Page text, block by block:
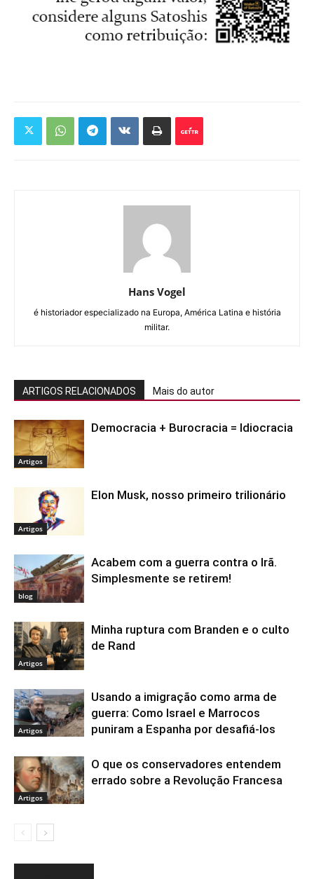
Hans Vogel
é historiador especializado na Europa, América Latina e história
militar.
ARTIGOS RELACIONADOS Mais do autor
Artigos
Democracia + Burocracia = Idiocracia
Artigos
Elon Musk, nosso primeiro trilionário
blog
Acabem com a guerra contra o Irã.
Simplesmente se retirem!
Artigos
Minha ruptura com Branden e o culto
de Rand
Artigos
Usando a imigração como arma de
guerra: Como Israel e Marrocos
puniram a Espanha por desafiá-los
Artigos
O que os conservadores entendem
errado sobre a Revolução Francesa